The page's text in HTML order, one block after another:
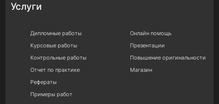
Услуги
Дипломные работы
Курсовые работы
Контрольные работы
Отчет по практике
Рефераты
Примеры работ
Онлайн помощь
Презентации
Повышение оригинальности
Магазин